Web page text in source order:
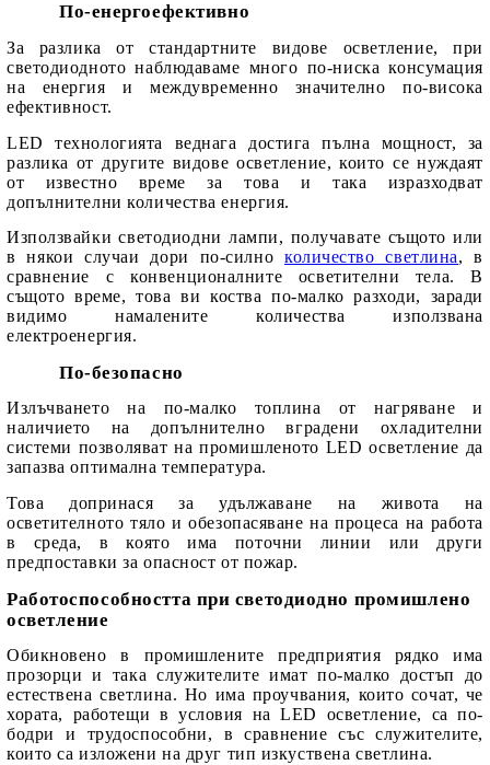
По-енергоефективно
За разлика отстандартните видове осветление, при
светодиодното наблюдаваме много по-ниска консумация
на енергия и междувременно значително по-висока
ефективност.
LED технологията веднага достига пълна мощност, за
разлика от другите видове осветление, които се нуждаят
от известно време за това и така изразходват
допълнителни количества енергия.
Използвайки светодиодни лампи, получавате същото или
в някои случаи дори по-силно количество светлина, в
сравнение с конвенционалните осветителни тела. В
същото време, това ви коства по-малко разходи, заради
видимо намалените количества използвана
електроенергия.
По-безопасно
Излъчването на по-малко топлина от нагряване и
наличието на допълнително вградени охладителни
системи позволяват напромишленото LED осветление да
запазва оптимална температура.
Това допринася за удължаване на живота на
осветителното тяло и обезопасяване на процеса на работа
в среда, в която има поточни линии или други
предпоставки за опасност от пожар.
Работоспособността при светодиодно промишлено
осветление
Обикновено в промишлените предприятия рядко има
прозорци и така служителите имат по-малко достъп до
естествена светлина. Но има проучвания, които сочат, че
хората, работещи в условия на LED осветление, са по-
бодри и трудоспособни, в сравнение със служителите,
които са изложени на друг тип изкуствена светлина.